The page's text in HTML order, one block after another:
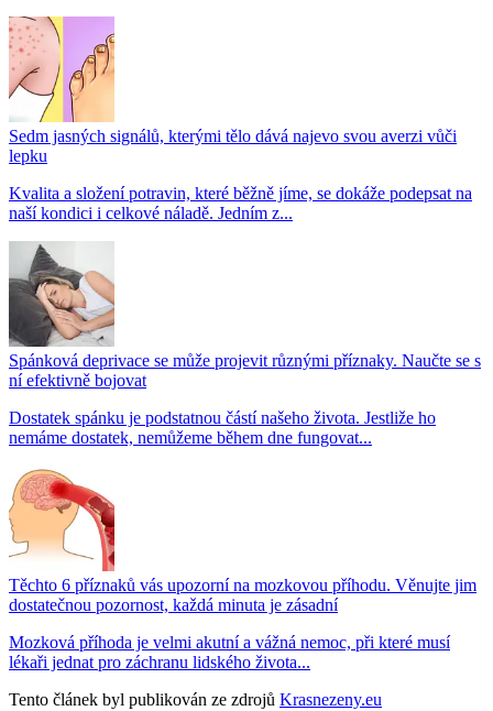
Sedm jasných signálů, kterými tělo dává najevo svou averzi vůči
lepku
Kvalita a složení potravin, které běžně jíme, se dokáže podepsat na
naší kondici i celkové náladě. Jedním z...
Spánková deprivace se může projevit různými příznaky. Naučte se s
ní efektivně bojovat
Dostatek spánku je podstatnou částí našeho života. Jestliže ho
nemáme dostatek, nemůžeme během dne fungovat...
Těchto 6 příznaků vás upozorní na mozkovou příhodu. Věnujte jim
dostatečnou pozornost, každá minuta je zásadní
Mozková příhoda je velmi akutní a vážná nemoc, při které musí
lékaři jednat pro záchranu lidského života...
Tento článek byl publikován ze zdrojů Krasnezeny.eu